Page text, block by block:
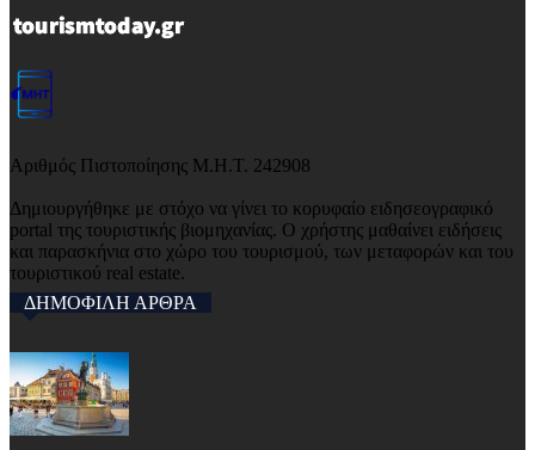
Αριθμός Πιστοποίησης Μ.Η.Τ. 242908
Δημιουργήθηκε με στόχο να γίνει το κορυφαίο ειδησεογραφικό
portal της τουριστικής βιομηχανίας. Ο χρήστης μαθαίνει ειδήσεις
και παρασκήνια στο χώρο του τουρισμού, των μεταφορών και του
τουριστικού real estate.
ΔΗΜΟΦΙΛΗ ΑΡΘΡΑ